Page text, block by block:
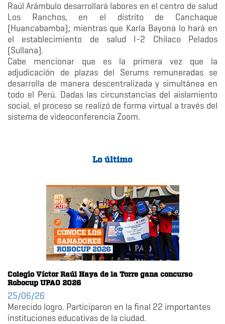
Raúl Arámbulo desarrollará labores en el centro de salud
Los Ranchos, en el distrito de Canchaque
(Huancabamba); mientras que Karla Bayona lo hará en
el establecimiento de salud I-2 Chilaco Pelados
(Sullana).
Cabe mencionar que es la primera vez que la
adjudicación de plazas del Serums remuneradas se
desarrolla de manera descentralizada y simultánea en
todo el Perú. Dadas las circunstancias del aislamiento
social, el proceso se realizó de forma virtual a través del
sistema de videoconferencia Zoom.
Lo último
Colegio Víctor Raúl Haya de la Torre gana concurso
Robocup UPAO 2026
25/06/26
Merecido logro. Participaron en la final 22 importantes
instituciones educativas de la ciudad.